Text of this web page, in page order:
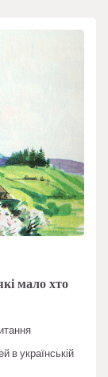
мало хто
в українській